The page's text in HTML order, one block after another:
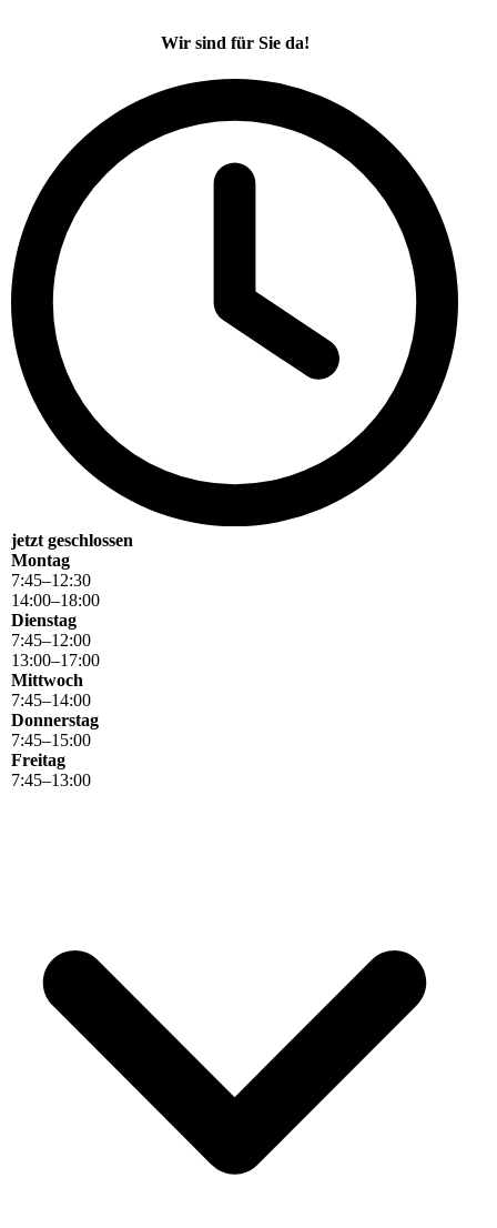
Wir sind für Sie da!
jetzt geschlossen
Montag
7:45–12:30
14:00–18:00
Dienstag
7:45–12:00
13:00–17:00
Mittwoch
7:45–14:00
Donnerstag
7:45–15:00
Freitag
7:45–13:00